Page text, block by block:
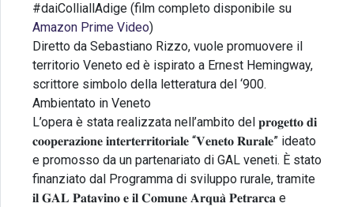
#daiColliallAdige (film completo disponibile su
Amazon Prime Video)
Diretto da Sebastiano Rizzo, vuole promuovere il
territorio Veneto ed è ispirato a Ernest Hemingway,
scrittore simbolo della letteratura del ‘900.
Ambientato in Veneto
L’opera è stata realizzata nell’ambito del 𝐩𝐫𝐨𝐠𝐞𝐭𝐭𝐨 𝐝𝐢
𝐜𝐨𝐨𝐩𝐞𝐫𝐚𝐳𝐢𝐨𝐧𝐞 𝐢𝐧𝐭𝐞𝐫𝐭𝐞𝐫𝐫𝐢𝐭𝐨𝐫𝐢𝐚𝐥𝐞 “𝐕𝐞𝐧𝐞𝐭𝐨 𝐑𝐮𝐫𝐚𝐥𝐞” ideato
e promosso da un partenariato di GAL veneti. È stato
finanziato dal Programma di sviluppo rurale, tramite
𝐢𝐥 𝐆𝐀𝐋 𝐏𝐚𝐭𝐚𝐯𝐢𝐧𝐨 𝐞 𝐢𝐥 𝐂𝐨𝐦𝐮𝐧𝐞 𝐀𝐫𝐪𝐮𝐚̀ 𝐏𝐞𝐭𝐫𝐚𝐫𝐜𝐚 e